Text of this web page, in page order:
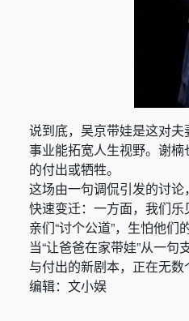
说到底，吴京带娃是这对
事业能拓宽人生视野。谢
的付出或牺牲。
这场由一句调侃引发的讨
快速变迁：一方面，我们
亲们“讨个公道”，生怕他
当“让爸爸在家带娃”从一
与付出的新剧本，正在无
编辑：文小娱